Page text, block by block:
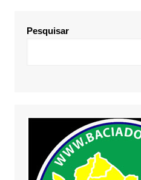
Pesquisar